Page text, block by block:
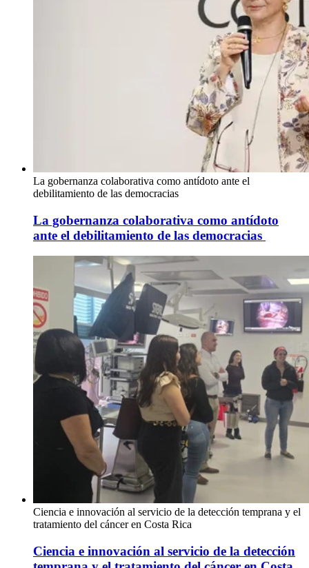
La gobernanza colaborativa como antídoto ante el
debilitamiento de las democracias
La gobernanza colaborativa como antídoto
ante el debilitamiento de las democracias
Ciencia e innovación al servicio de la detección temprana y el
tratamiento del cáncer en Costa Rica
Ciencia e innovación al servicio de la detección